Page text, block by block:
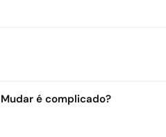
é complicado?